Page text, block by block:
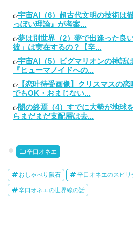
宇宙AI（6）超古代文明の技術は
っぽい理論』が考案...
夢は別世界（2）夢で出逢った良
彼」は実在するの？【辛...
宇宙AI（5）ピグマリオンの神話
『ヒューマノイドへの...
【恋叶待受画像】クリスマスの
でもOK・おまじない...
闇の終焉（4）すでに大勢が地球
らまだまだ支配層は去...
辛口オネエ
おしゃべり隕石 辛口オネエのスピリ
辛口オネエの世界線の話